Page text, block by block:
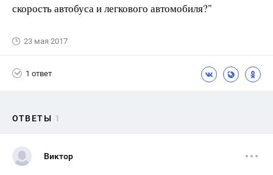
скорость автобуса и легкового автомобиля?"
23 мая 2017
1 ответ
ОТВЕТЫ 1
Виктор